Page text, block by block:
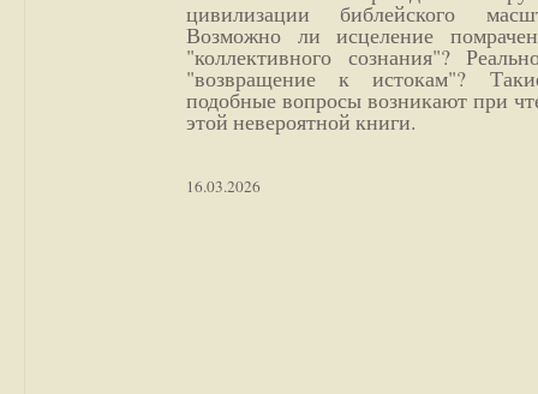
цивилизации библейского
Возможно ли исцеление
"коллективного сознания"?
"возвращение к истокам"?
подобные вопросы возникают при
этой невероятной книги.
16.03.2026